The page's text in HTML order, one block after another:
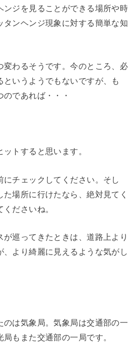
ンジを見ることができる場所や時
タンヘンジ現象に対する簡単な知
変わるそうです。今のところ、必
というようでもないですが、も
のであれば・・・
トすると思います。
にチェックしてください。そし
場所に行けたなら、絶対見てく
ださいね。
が巡ってきたときは、道路上より
、より綺麗に見えるような気がし
のは気象局。気象局は交通部の一
もまた交通部の一局です。